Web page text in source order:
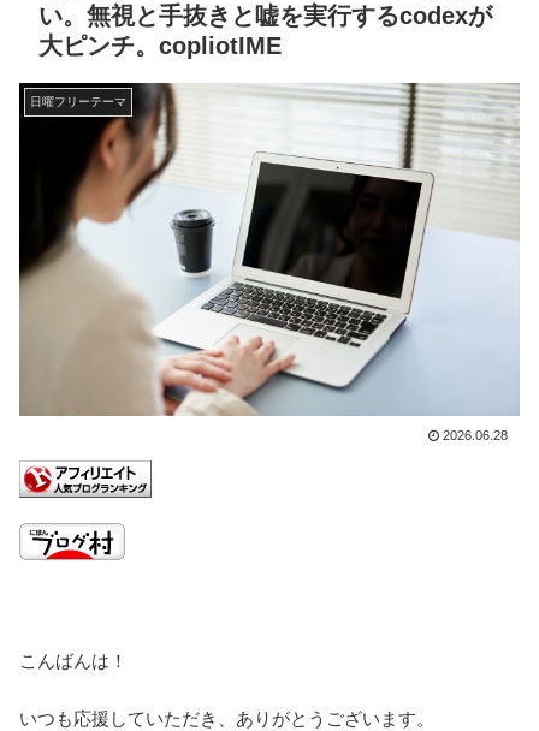
い。無視と手抜きと嘘を実行するcodexが
大ピンチ。copliotIME
日曜フリーテーマ
2026.06.28
こんばんは！
いつも応援していただき、ありがとうございます。